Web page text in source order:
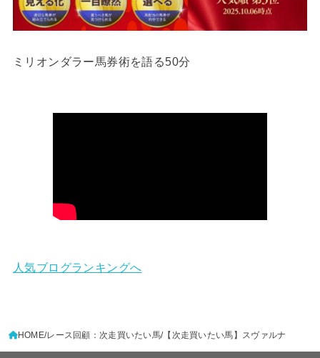
ミリオンダラー馬券術を語る50分
人気ブログランキングへ
HOME レース回顧：次走買いたい馬 【次走買いたい馬】スヴァルナ